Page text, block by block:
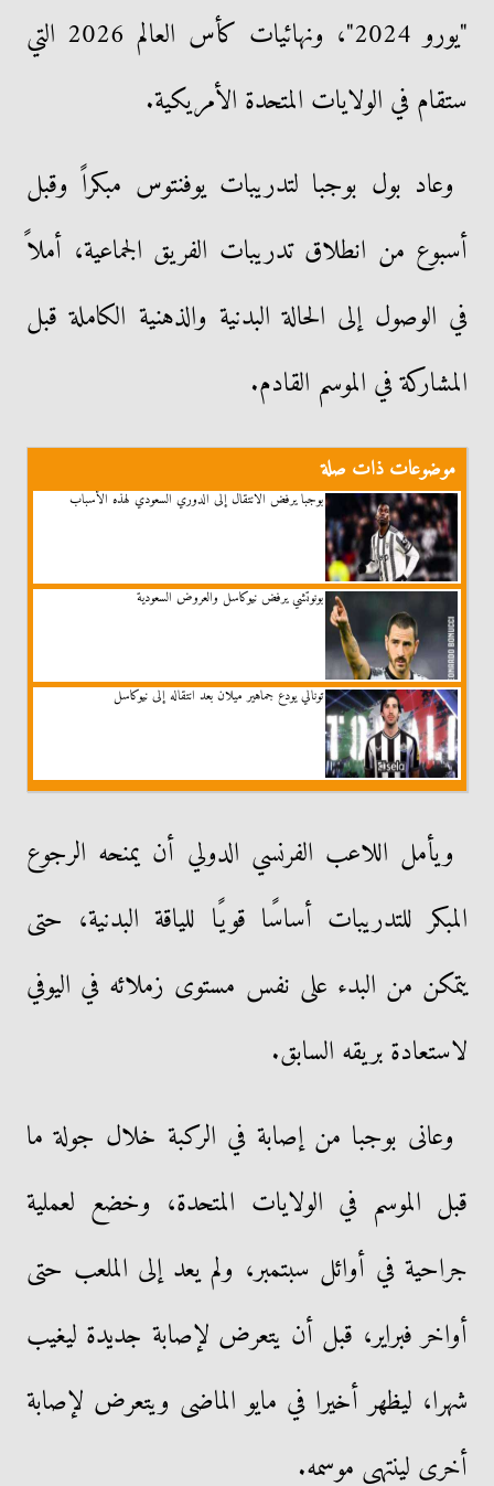
"يورو 2024"، ونهائيات كأس العالم 2026 التي
ستقام في الولايات المتحدة الأمريكية.
وعاد بول بوجبا لتدريبات يوفنتوس مبكراً وقبل
أسبوع من انطلاق تدريبات الفريق الجماعية، أملاً
في الوصول إلى الحالة البدنية والذهنية الكاملة قبل
المشاركة في الموسم القادم.
موضوعات ذات صلة
بوجبا يرفض الانتقال إلى الدوري السعودي لهذه الأسباب
بونوتشي يرفض نيوكاسل والعروض السعودية
تونالي يودع جماهير ميلان بعد انتقاله إلى نيوكاسل
ويأمل اللاعب الفرنسي الدولي أن يمنحه الرجوع
المبكر للتدريبات أساسًا قويًا للياقة البدنية، حتى
يتمكن من البدء على نفس مستوى زملائه في اليوفي
لاستعادة بريقه السابق.
وعانى بوجبا من إصابة في الركبة خلال جولة ما
قبل الموسم في الولايات المتحدة، وخضع لعملية
جراحية في أوائل سبتمبر، ولم يعد إلى الملعب حتى
أواخر فبراير، قبل أن يتعرض لإصابة جديدة ليغيب
شهرا، ليظهر أخيرا في مايو الماضى ويتعرض لإصابة
أخرى لينتهى موسمه.